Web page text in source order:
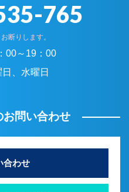
765
断りします。
00～19：00
日、水曜日
お問い合わせ
合わせ